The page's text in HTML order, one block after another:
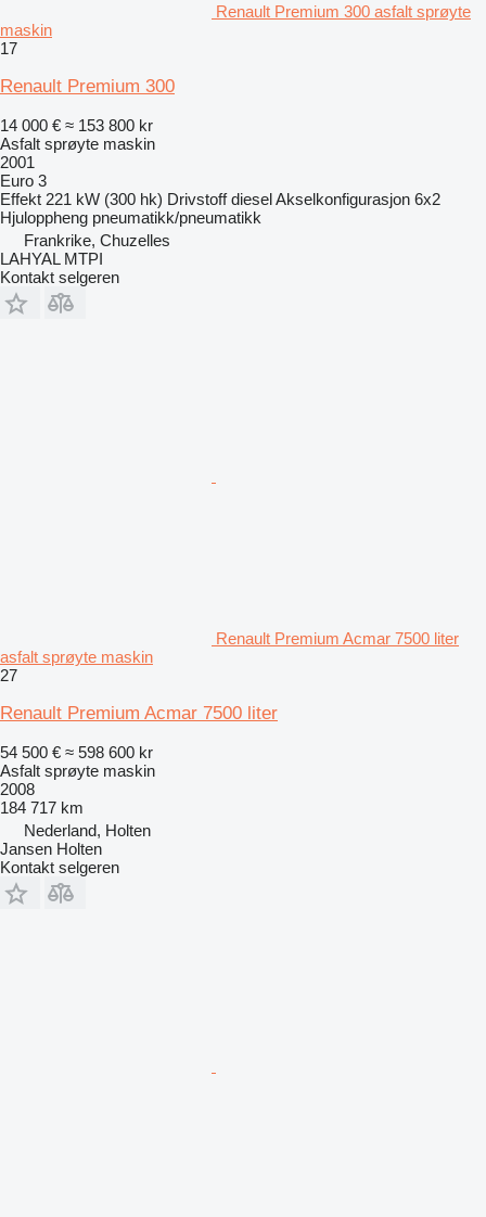
Renault Premium 300 asfalt sprøyte
maskin
17
Renault Premium 300
14 000 € ≈ 153 800 kr
Asfalt sprøyte maskin
2001
Euro 3
Effekt 221 kW (300 hk) Drivstoff dieselAkselkonfigurasjon 6x2
Hjuloppheng pneumatikk/pneumatikk
Frankrike, Chuzelles
LAHYAL MTPI
Kontakt selgeren
Renault Premium Acmar 7500 liter
asfalt sprøyte maskin
27
Renault Premium Acmar 7500 liter
54 500 € ≈ 598 600 kr
Asfalt sprøyte maskin
2008
184 717 km
Nederland, Holten
Jansen Holten
Kontakt selgeren